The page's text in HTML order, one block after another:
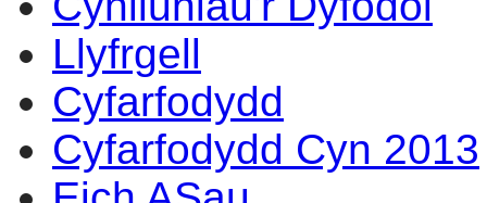
Llyfrgell
Cyfarfodydd
Cyfarfodydd Cyn 2013